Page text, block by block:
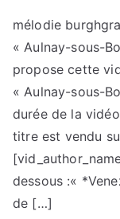
mélodie
« Aulnay-sous-
propose cette
« Aulnay-sous-
durée de la
titre est vendu
dessous :«
de […]